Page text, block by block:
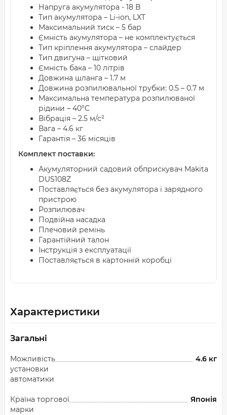
Напруга акумулятора - 18 В
Тип акумулятора – Li-ion, LXT
Максимальний тиск – 5 бар
Ємність акумулятора – не комплектується
Тип кріплення акумулятора – слайдер
Тип двигуна – щітковий
Ємність бака – 10 літрів
Довжина шланга – 1.7 м
Довжина розпилювальної трубки: 0.5 – 0.7 м
Максимальна температура розпилюваної
рідини – 40°C
Вібрація – 2.5 м/с²
Вага – 4.6 кг
Гарантія – 36 місяців
Комплект поставки:
Акумуляторний садовий обприскувач Makita
DUS108Z
Поставляється без акумулятора і зарядного
пристрою
Розпилювач
Подвійна насадка
Плечовий ремінь
Гарантійний талон
Інструкція з експлуатації
Поставляється в картонній коробці
Характеристики
Загальні
Можливість
установки
автоматики
4.6 кг
Країна торгової
марки
Японія